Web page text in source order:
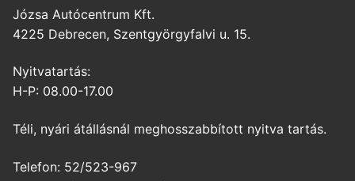
Józsa Autócentrum Kft.
4225 Debrecen, Szentgyörgyfalvi u. 15.
Nyitvatartás:
H-P: 08.00-17.00
Téli, nyári átállásnál meghosszabbított nyitva tartás.
Telefon: 52/523-967